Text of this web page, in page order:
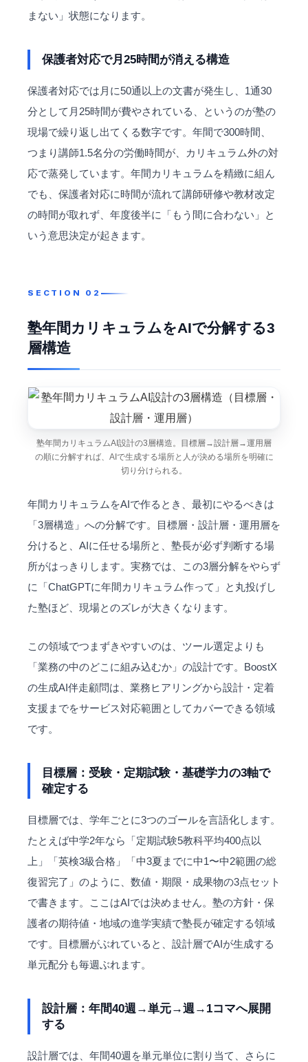
まない」状態になります。
保護者対応で月25時間が消える構造
保護者対応では月に50通以上の文書が発生し、1通30
分として月25時間が費やされている、というのが塾の
現場で繰り返し出てくる数字です。年間で300時間、
つまり講師1.5名分の労働時間が、カリキュラム外の対
応で蒸発しています。年間カリキュラムを精緻に組ん
でも、保護者対応に時間が流れて講師研修や教材改定
の時間が取れず、年度後半に「もう間に合わない」と
いう意思決定が起きます。
塾年間カリキュラムをAIで分解する3
層構造
塾年間カリキュラムAI設計の3層構造。目標層→設計層→運用層
の順に分解すれば、AIで生成する場所と人が決める場所を明確に
切り分けられる。
年間カリキュラムをAIで作るとき、最初にやるべきは
「3層構造」への分解です。目標層・設計層・運用層を
分けると、AIに任せる場所と、塾長が必ず判断する場
所がはっきりします。実務では、この3層分解をやらず
に「ChatGPTに年間カリキュラム作って」と丸投げし
た塾ほど、現場とのズレが大きくなります。
この領域でつまずきやすいのは、ツール選定よりも
「業務の中のどこに組み込むか」の設計です。BoostX
の生成AI伴走顧問は、業務ヒアリングから設計・定着
支援までをサービス対応範囲としてカバーできる領域
です。
目標層：受験・定期試験・基礎学力の3軸で
確定する
目標層では、学年ごとに3つのゴールを言語化します。
たとえば中学2年なら「定期試験5教科平均400点以
上」「英検3級合格」「中3夏までに中1〜中2範囲の総
復習完了」のように、数値・期限・成果物の3点セット
で書きます。ここはAIでは決めません。塾の方針・保
護者の期待値・地域の進学実績で塾長が確定する領域
です。目標層がぶれていると、設計層でAIが生成する
単元配分も毎週ぶれます。
設計層：年間40週→単元→週→1コマへ展開
する
設計層では、年間40週を単元単位に割り当て、さらに